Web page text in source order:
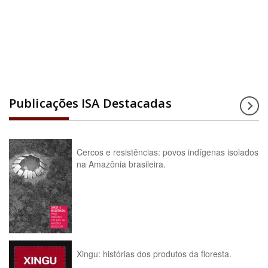
Publicações ISA Destacadas
Cercos e resistências: povos indígenas isolados
na Amazônia brasileira.
Xingu: histórias dos produtos da floresta.